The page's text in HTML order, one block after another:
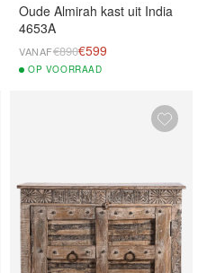
Oude Almirah kast uit India
4653A
VANAF€890€599
OP VOORRAAD